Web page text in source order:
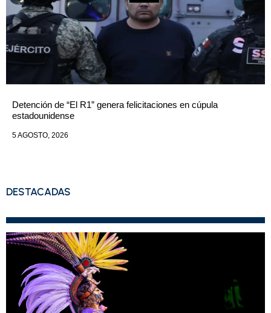
Detención de “El R1” genera felicitaciones en cúpula
estadounidense
5 AGOSTO, 2026
DESTACADAS